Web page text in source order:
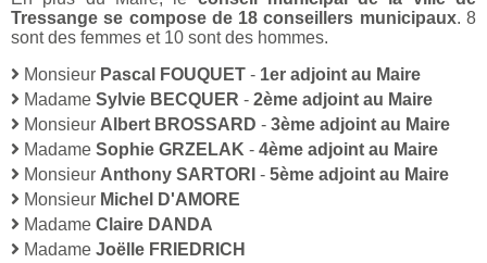
Tressange se compose de 18 conseillers municipaux. 8
sont des femmes et 10 sont des hommes.
Monsieur Pascal FOUQUET - 1er adjoint au Maire
Madame Sylvie BECQUER - 2ème adjoint au Maire
Monsieur Albert BROSSARD - 3ème adjoint au Maire
Madame Sophie GRZELAK - 4ème adjoint au Maire
Monsieur Anthony SARTORI - 5ème adjoint au Maire
Monsieur Michel D'AMORE
Madame Claire DANDA
Madame Joëlle FRIEDRICH